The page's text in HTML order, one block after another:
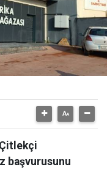
başvurusunu